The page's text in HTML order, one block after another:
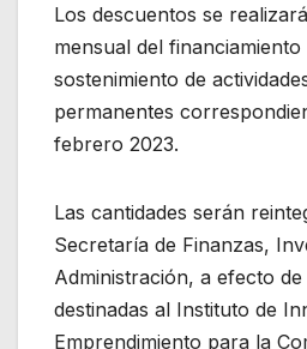
Los descuentos se
mensual del
sostenimiento de
permanentes
febrero 2023.
Las cantidades serán
Secretaría de Finanzas,
Administración, a efecto
destinadas al Instituto de
Emprendimiento para la